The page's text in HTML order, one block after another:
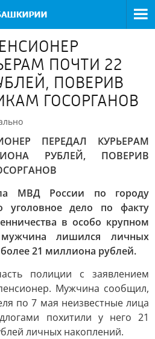
ПОЧТИ 22
ПОВЕРИВ
ГОСОРГАНОВ
ПЕРЕДАЛ КУРЬЕРАМ
РУБЛЕЙ, ПОВЕРИВ
МВД России по городу
уголовное дело по факту
в особо крупном
лишился личных
21 миллиона рублей.
полиции с заявлением
Мужчина сообщил,
по 7 мая неизвестные лица
похитили у него 21
личных накоплений.